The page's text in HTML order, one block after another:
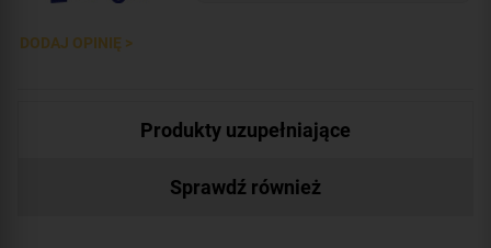
DODAJ OPINIĘ >
Produkty uzupełniające
Sprawdź również